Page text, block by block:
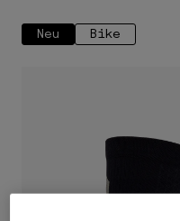
Rennrad Helme
SkiNeu Bike